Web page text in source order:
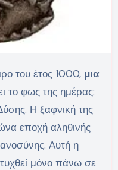
του έτος 1000, μια
το φως της ημέρας:
Η ξαφνική της
εποχή αληθινής
Αυτή η
μόνο πάνω σε